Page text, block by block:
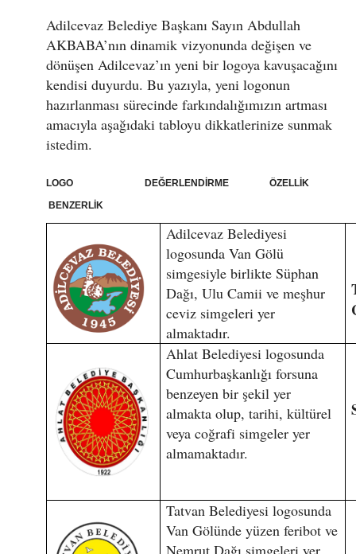
Adilcevaz Belediye Başkanı Sayın Abdullah
AKBABA’nın dinamik vizyonunda değişen ve
dönüşen Adilcevaz’ın yeni bir logoya kavuşacağını
kendisi duyurdu. Bu yazıyla, yeni logonun
hazırlanması sürecinde farkındalığımızın artması
amacıyla aşağıdaki tabloyu dikkatlerinize sunmak
istedim.
LOGO DEĞERLENDİRME ÖZELLİK
BENZERLİK
Adilcevaz Belediyesi
logosunda Van Gölü
simgesiyle birlikte Süphan
Dağı, Ulu Camii ve meşhur
ceviz simgeleri yer
almaktadır.
Ahlat Belediyesi logosunda
Cumhurbaşkanlığı forsuna
benzeyen bir şekil yer
almakta olup, tarihi, kültürel
veya coğrafi simgeler yer
almamaktadır.
Tatvan Belediyesi logosunda
Van Gölünde yüzen feribot ve